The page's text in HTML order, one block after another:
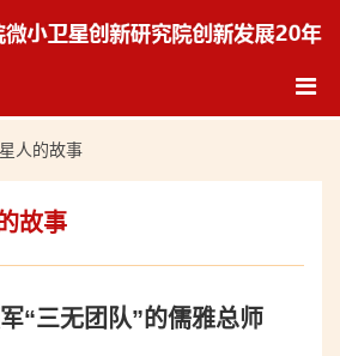
人的故事
故事
“三无团队”的儒雅总师